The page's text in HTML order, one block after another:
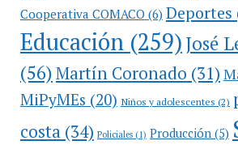
Cooperativa COMACO(6) Deportes
Educación(259)José
(56)Martín Coronado (31)
MiPyMEs (20) Niños y adolescentes (2)
costa(34) Policiales(1) Producción(5)